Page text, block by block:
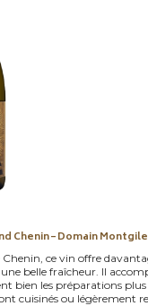
Chenin – Domain
Chenin, ce vin offre
belle fraîcheur. Il
bien les préparations plus
cuisinés ou légèrement